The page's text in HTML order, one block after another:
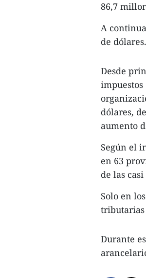
86,7
A
de dólares.
Desde
dólares,
aumento
Según el
en 63
de las
Solo en
tributarias
Durante